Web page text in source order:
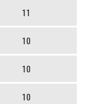
11
10
10
10